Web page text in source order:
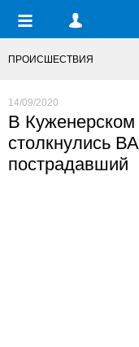
ПРОИСШЕСТВИЯ
14/09/2020
В
столкнулись
пострадавший